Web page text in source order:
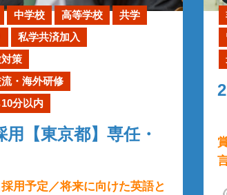
中学校 高等学校
共学
私学共済加入
策
・海外研修
分以内
用【東京都】専任・
用予定／将来に向けた英語と